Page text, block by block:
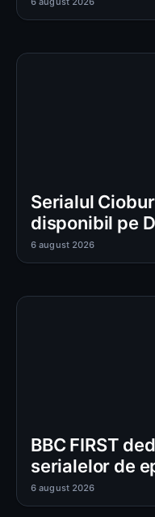
Serialul
disponibil pe
6 august 2026
BBC FIRST
serialelor de
6 august 2026